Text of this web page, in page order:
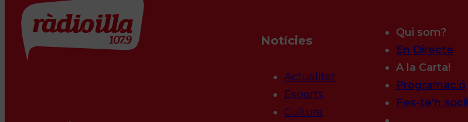
Notícies
Actualitat
Esports
Cultura
Qui som?
En Directe
A la Carta!
Programació
Fes-te'n soci!